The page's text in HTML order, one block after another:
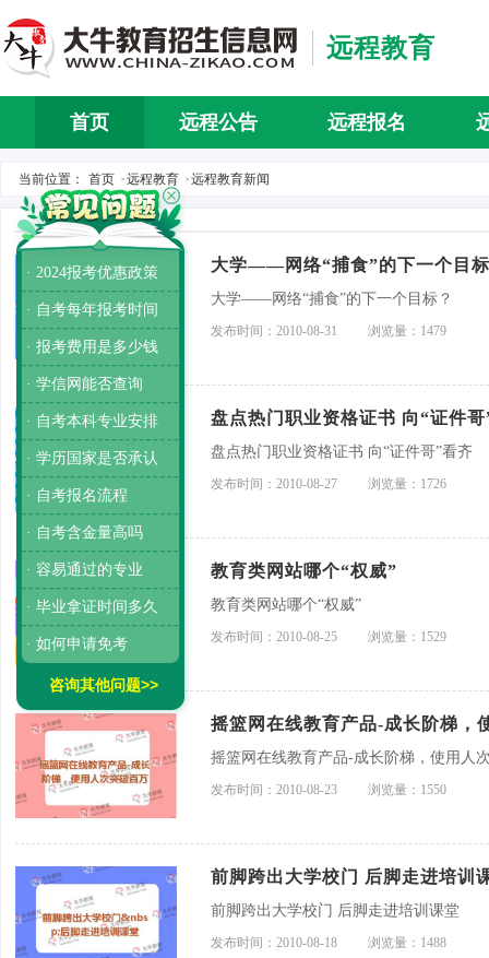
远程教育
首页 远程公告 远程报名
当前位置： 首页 > 远程教育 > 远程教育新闻
大学——网络“捕食”的下一个目
大学——网络“捕食”的下一个目标？
发布时间：2010-08-31 浏览量：1479
盘点热门职业资格证书 向“证件
盘点热门职业资格证书 向“证件哥”看齐
发布时间：2010-08-27 浏览量：1726
教育类网站哪个“权威”
教育类网站哪个“权威”
发布时间：2010-08-25 浏览量：1529
摇篮网在线教育产品-成长阶梯，
摇篮网在线教育产品-成长阶梯，使用人
发布时间：2010-08-23 浏览量：1550
前脚跨出大学校门 后脚走进培训
前脚跨出大学校门 后脚走进培训课堂
发布时间：2010-08-18 浏览量：1488
· 2024报考优惠政策
· 自考每年报考时间
· 报考费用是多少钱
· 学信网能否查询
· 自考本科专业安排
· 学历国家是否承认
· 自考报名流程
· 自考含金量高吗
· 容易通过的专业
· 毕业拿证时间多久
· 如何申请免考
咨询其他问题>>